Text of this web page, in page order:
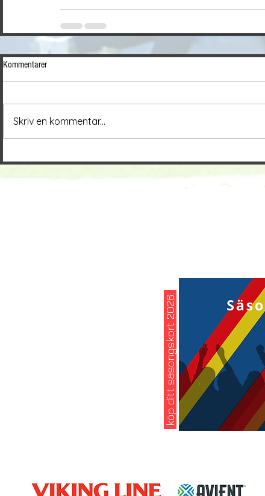
Kommentarer
Skriv en kommentar...
köp ditt säsongskort 2026: